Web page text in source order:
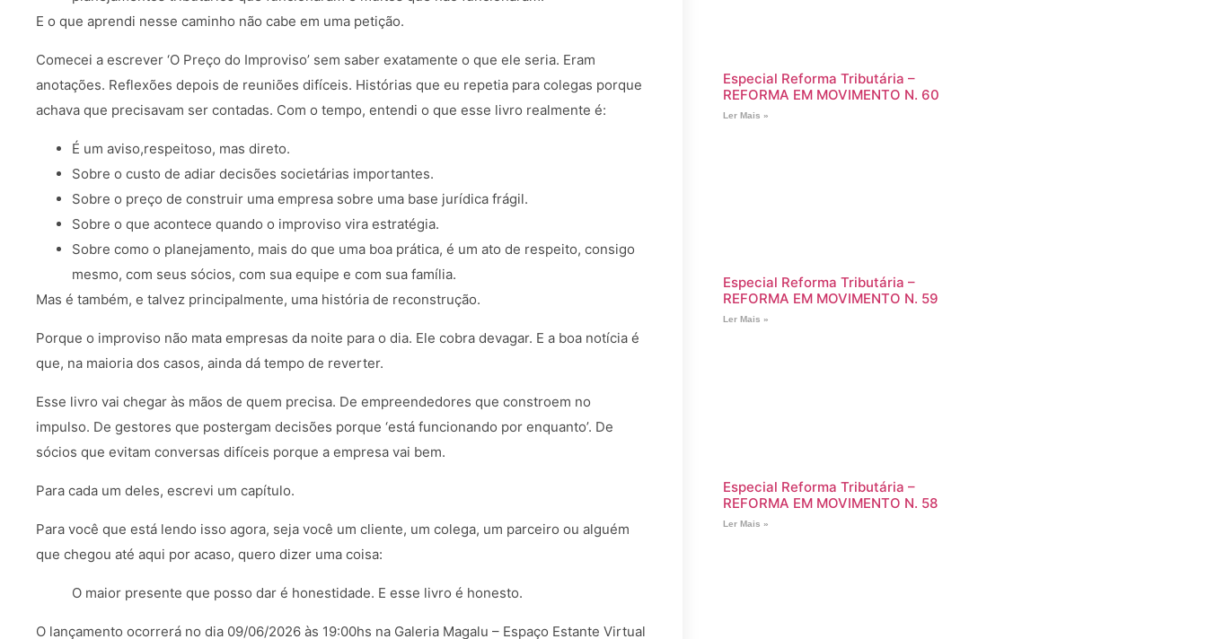
E o que aprendi nesse caminho não cabe em uma petição.
Comecei a escrever ‘O Preço do Improviso’ sem saber exatamente o que ele seria. Eram
anotações. Reflexões depois de reuniões difíceis. Histórias que eu repetia para colegas porque
achava que precisavam ser contadas. Com o tempo, entendi o que esse livro realmente é:
É um aviso,respeitoso, mas direto.
Sobre o custo de adiar decisões societárias importantes.
Sobre o preço de construir uma empresa sobre uma base jurídica frágil.
Sobre o que acontece quando o improviso vira estratégia.
Sobre como o planejamento, mais do que uma boa prática, é um ato de respeito, consigo
mesmo, com seus sócios, com sua equipe e com sua família.
Mas é também, e talvez principalmente, uma história de reconstrução.
Porque o improviso não mata empresas da noite para o dia. Ele cobra devagar. E a boa notícia é
que, na maioria dos casos, ainda dá tempo de reverter.
Esse livro vai chegar às mãos de quem precisa. De empreendedores que constroem no
impulso. De gestores que postergam decisões porque ‘está funcionando por enquanto’. De
sócios que evitam conversas difíceis porque a empresa vai bem.
Para cada um deles, escrevi um capítulo.
Para você que está lendo isso agora, seja você um cliente, um colega, um parceiro ou alguém
que chegou até aqui por acaso, quero dizer uma coisa:
O maior presente que posso dar é honestidade. E esse livro é honesto.
O lançamento ocorrerá no dia 09/06/2026 às 19:00hs na Galeria Magalu – Espaço Estante Virtual
Especial Reforma Tributária –
REFORMA EM MOVIMENTO N. 60
Ler Mais »
Especial Reforma Tributária –
REFORMA EM MOVIMENTO N. 59
Ler Mais »
Especial Reforma Tributária –
REFORMA EM MOVIMENTO N. 58
Ler Mais »